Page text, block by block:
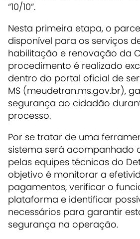
“10/10”.
Nesta primeira etapa, o
disponível para os serviços
habilitação e renovação da
procedimento é realizado
dentro do portal oficial de
MS (meudetran.ms.gov.br),
segurança ao cidadão
processo.
Por se tratar de uma
sistema será acompanhado
pelas equipes técnicas do
objetivo é monitorar a
pagamentos, verificar o
plataforma e identificar
necessários para garantir
segurança na operação.